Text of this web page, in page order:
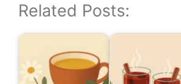
Related Posts: